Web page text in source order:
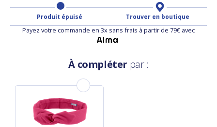
Produit épuisé Trouver en boutique
Payez votre commande en 3x sans frais à partir de 79€ avec
À compléter par :